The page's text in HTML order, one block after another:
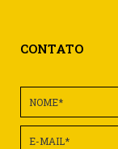
CONTATO